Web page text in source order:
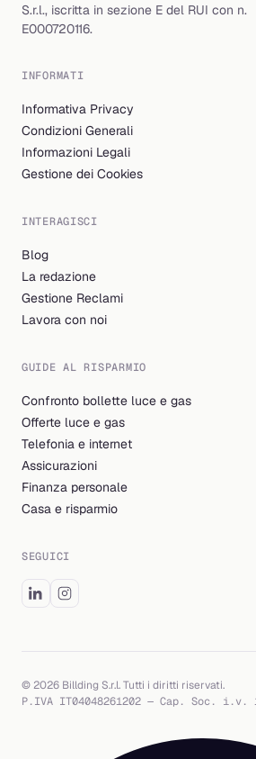
S.r.l., iscritta in sezione E del RUI con n.
E000720116.
INFORMATI
Informativa Privacy
Condizioni Generali
Informazioni Legali
Gestione dei Cookies
INTERAGISCI
Blog
La redazione
Gestione Reclami
Lavora con noi
GUIDE AL RISPARMIO
Confronto bollette luce e gas
Offerte luce e gas
Telefonia e internet
Assicurazioni
Finanza personale
Casa e risparmio
SEGUICI
© 2026 Billding S.r.l. Tutti i diritti riservati.
P.IVA IT04048261202 — Cap. Soc. i.v.